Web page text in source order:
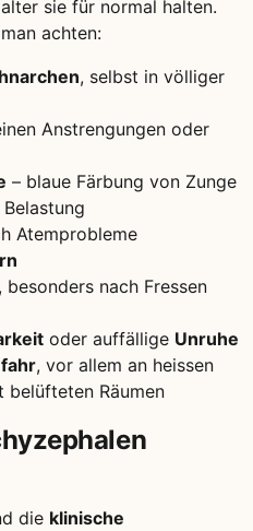
sie für normal halten.
achten:
, selbst in völliger
Anstrengungen oder
– blaue Färbung von Zunge
Atemprobleme
, besonders nach Fressen
oder auffällige Unruhe
, vor allem an heissen
belüfteten Räumen
die klinische